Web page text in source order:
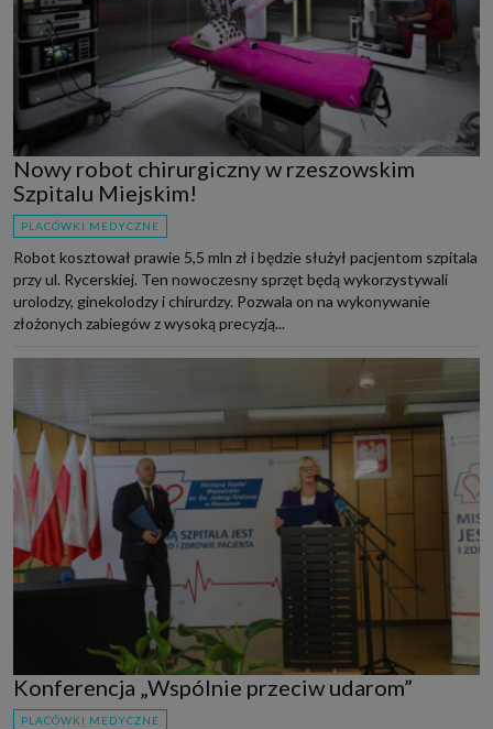
Nowy robot chirurgiczny w rzeszowskim
Szpitalu Miejskim!
PLACÓWKI MEDYCZNE
Robot kosztował prawie 5,5 mln zł i będzie służył pacjentom szpitala
przy ul. Rycerskiej. Ten nowoczesny sprzęt będą wykorzystywali
urolodzy, ginekolodzy i chirurdzy. Pozwala on na wykonywanie
złożonych zabiegów z wysoką precyzją...
Konferencja „Wspólnie przeciw udarom”
PLACÓWKI MEDYCZNE